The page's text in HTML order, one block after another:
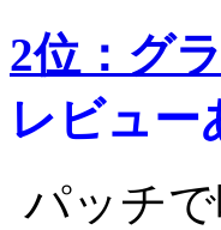
2位：グ
レビュー
パッチ